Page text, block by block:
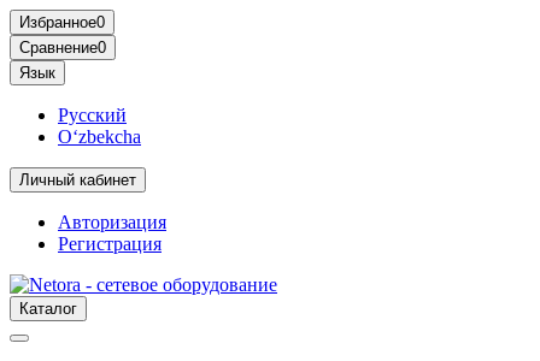
Избранное0
Сравнение0
Язык
Русский
O‘zbekcha
Личный кабинет
Авторизация
Регистрация
Каталог